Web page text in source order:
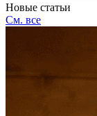
Новые статьи
См. все